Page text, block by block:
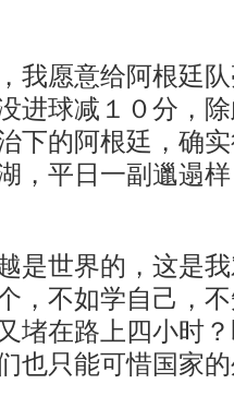
愿意给阿根廷队
进球减１０分，
下的阿根廷，确
，平日一副邋遢
世界的，这是我
，不如学自己，
堵在路上四小时
也只能可惜国家